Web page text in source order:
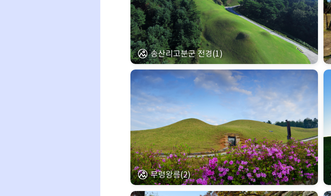
송산리고분군 전경(1)
무령왕릉(2)